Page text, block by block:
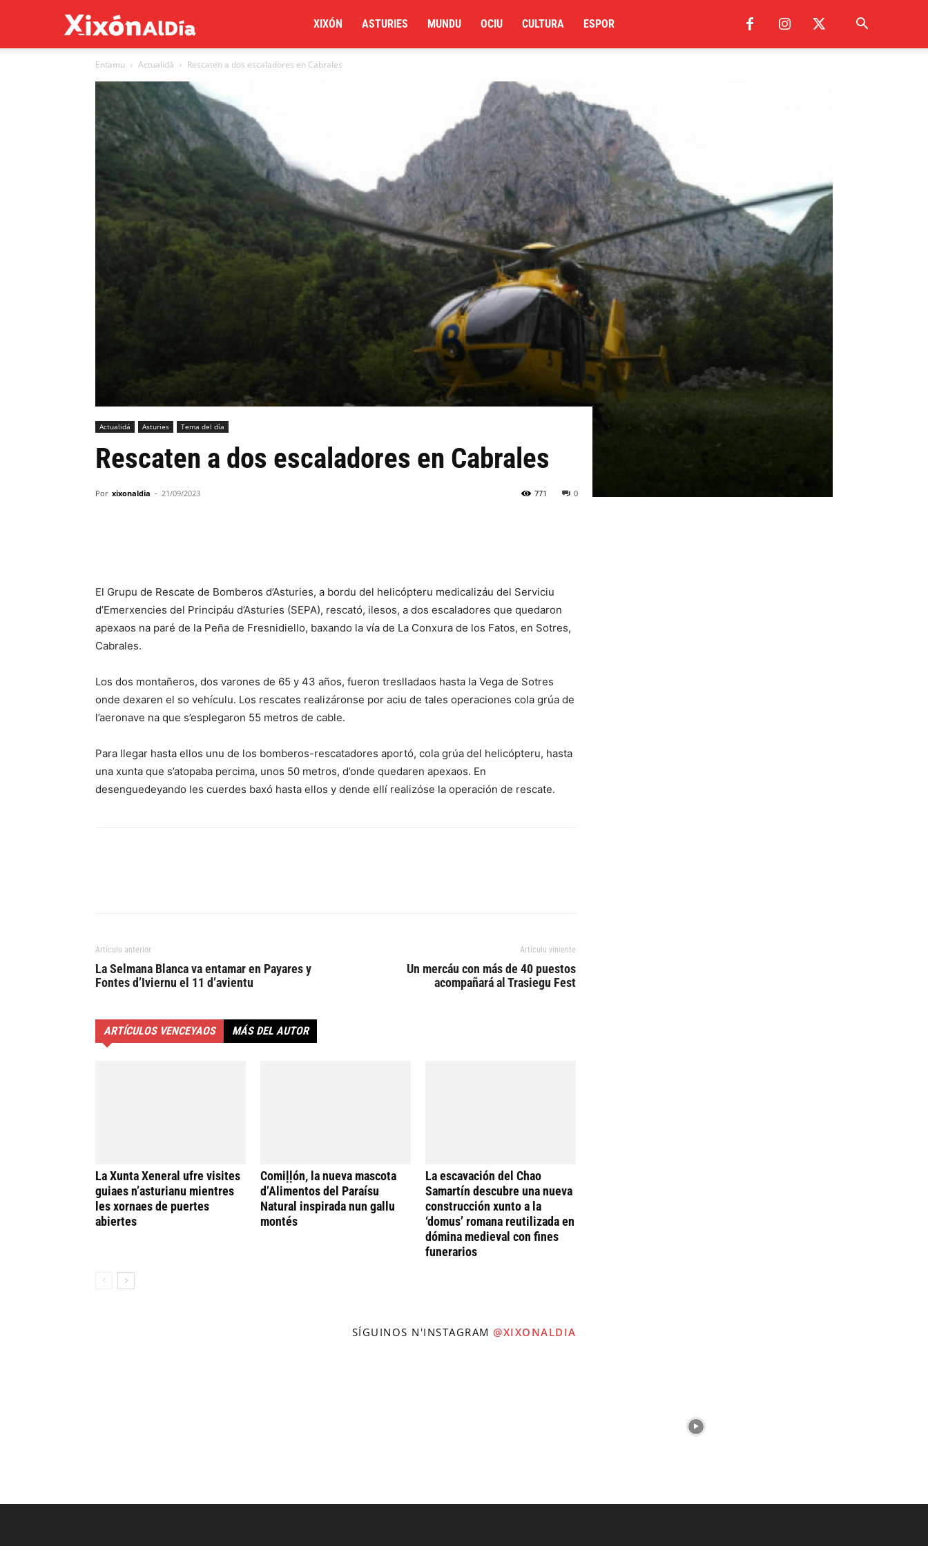
al
día
XIXÓN ASTURIES MUNDU OCIU CULTURA ESPOR
Entamu Actualidá Rescaten a dos escaladores en Cabrales
Actualidá Asturies Tema del día
Rescaten a dos escaladores en Cabrales
Por xixonaldia - 21/09/2023 0
771
El Grupu de Rescate de Bomberos d’Asturies, a bordu del helicópteru medicalizáu del Serviciu
d’Emerxencies del Principáu d’Asturies (SEPA), rescató, ilesos, a dos escaladores que quedaron
apexaos na paré de la Peña de Fresnidiello, baxando la vía de La Conxura de los Fatos, en Sotres,
Cabrales.
Los dos montañeros, dos varones de 65 y 43 años, fueron treslladaos hasta la Vega de Sotres
onde dexaren el so vehículu. Los rescates realizáronse por aciu de tales operaciones cola grúa de
l’aeronave na que s’esplegaron 55 metros de cable.
Para llegar hasta ellos unu de los bomberos-rescatadores aportó, cola grúa del helicópteru, hasta
una xunta que s’atopaba percima, unos 50 metros, d’onde quedaren apexaos. En
desenguedeyando les cuerdes baxó hasta ellos y dende ellí realizóse la operación de rescate.
Artículu anterior
La Selmana Blanca va entamar en Payares y
Fontes d’Iviernu el 11 d’avientu
Artículu viniente
Un mercáu con más de 40 puestos
acompañará al Trasiegu Fest
ARTÍCULOS VENCEYAOS MÁS DEL AUTOR
La Xunta Xeneral ufre visites
guiaes n’asturianu mientres
les xornaes de puertes
abiertes
Comiḷḷón, la nueva mascota
d’Alimentos del Paraísu
Natural inspirada nun gallu
montés
La escavación del Chao
Samartín descubre una nueva
construcción xunto a la
‘domus’ romana reutilizada en
dómina medieval con fines
funerarios
SÍGUINOS N'INSTAGRAM @XIXONALDIA